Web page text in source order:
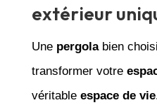
extérieur
Une pergolabien
transformer votre
véritable espace de vie